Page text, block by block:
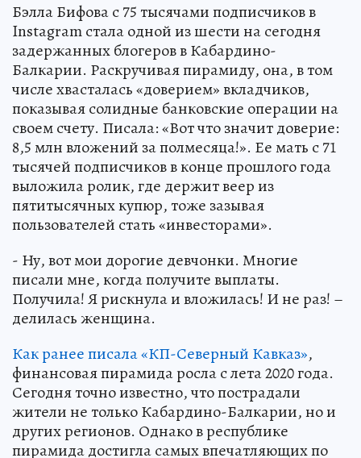
Бэлла Бифова с 75 тысячами подписчиков в
Instagram стала одной из шести на сегодня
задержанных блогеров в Кабардино-
Балкарии. Раскручивая пирамиду, она, в том
числе хвасталась «доверием» вкладчиков,
показывая солидные банковские операции на
своем счету. Писала: «Вот что значит доверие:
8,5 млн вложений за полмесяца!». Ее мать с 71
тысячей подписчиков в конце прошлого года
выложила ролик, где держит веер из
пятитысячных купюр, тоже зазывая
пользователей стать «инвесторами».
- Ну, вот мои дорогие девчонки. Многие
писали мне, когда получите выплаты.
Получила! Я рискнула и вложилась! И не раз! –
делилась женщина.
Как ранее писала «КП-Северный Кавказ»,
финансовая пирамида росла с лета 2020 года.
Сегодня точно известно, что пострадали
жители не только Кабардино-Балкарии, но и
других регионов. Однако в республике
пирамида достигла самых впечатляющих по